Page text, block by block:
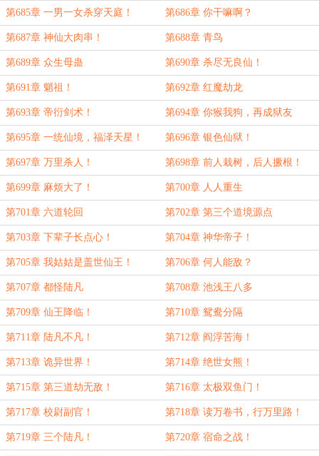
剑！
第685章 一男一女杀穿天庭！ 第686章 你干嘛啊？
第687章 神仙大肉串！ 第688章 青鸟
第689章 众生母蛊 第690章 杀尽无良仙！
第691章 魈祖！ 第692章 红魔劫龙
第693章 帝衍剑术！ 第694章 你猴我狗，再成狱友
第695章 一统仙境，福泽天星！ 第696章 银色仙狱！
第697章 万里杀人！ 第698章 前人栽树，后人撅根！
第699章 麻烦大了！ 第700章 人人重生
第701章 六道轮回 第702章 第三个道境源点
第703章 下辈子长点心！ 第704章 神华帝子！
第705章 我姑姑是盖世仙王！ 第706章 何人能敌？
第707章 都怪陆凡 第708章 池浅王八多
第709章 仙王降临！ 第710章 鸳鸯分隔
第711章 陆凡不凡！ 第712章 阎浮苦海！
第713章 诡异世界！ 第714章 绝世女熊！
第715章 第三道劫无敌！ 第716章 太极双鱼门！
第717章 校尉副官！ 第718章 读万卷书，行万里路！
第719章 三个陆凡！ 第720章 宿命之战！